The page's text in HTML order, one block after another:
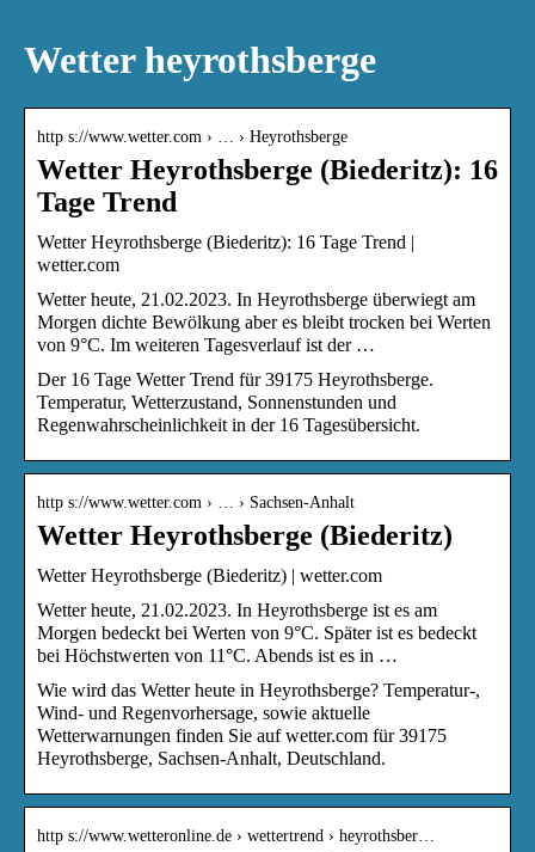
Wetter heyrothsberge
http s://www.wetter.com › … › Heyrothsberge
Wetter Heyrothsberge (Biederitz): 16
Tage Trend
Wetter Heyrothsberge (Biederitz): 16 Tage Trend |
wetter.com
Wetter heute, 21.02.2023. In Heyrothsberge überwiegt am
Morgen dichte Bewölkung aber es bleibt trocken bei Werten
von 9°C. Im weiteren Tagesverlauf ist der …
Der 16 Tage Wetter Trend für 39175 Heyrothsberge.
Temperatur, Wetterzustand, Sonnenstunden und
Regenwahrscheinlichkeit in der 16 Tagesübersicht.
http s://www.wetter.com › … › Sachsen-Anhalt
Wetter Heyrothsberge (Biederitz)
Wetter Heyrothsberge (Biederitz) | wetter.com
Wetter heute, 21.02.2023. In Heyrothsberge ist es am
Morgen bedeckt bei Werten von 9°C. Später ist es bedeckt
bei Höchstwerten von 11°C. Abends ist es in …
Wie wird das Wetter heute in Heyrothsberge? Temperatur-,
Wind- und Regenvorhersage, sowie aktuelle
Wetterwarnungen finden Sie auf wetter.com für 39175
Heyrothsberge, Sachsen-Anhalt, Deutschland.
http s://www.wetteronline.de › wettertrend › heyrothsber…